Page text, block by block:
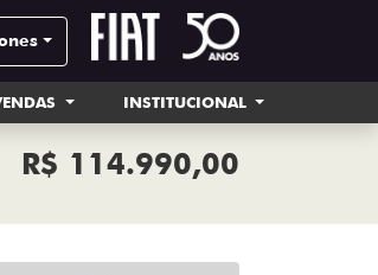
INSTITUCIONAL
R$ 114.990,00